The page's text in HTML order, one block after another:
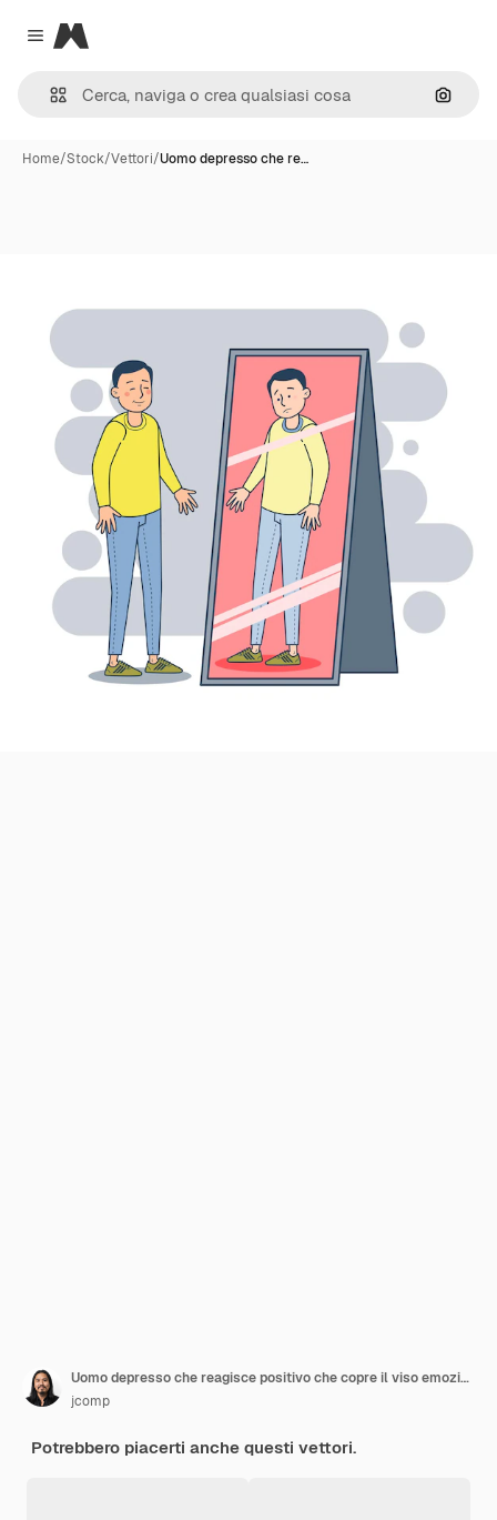
Close menu
Magnific
Cerca
Home/Stock/Vettori/Uomo depresso che re…
Uomo depresso che reagisce positivo che copre il viso emozioni davanti allo specchio sensazione di depressione disturbo mentale concetto ritratto illustrazione vettoriale
jcomp
Potrebbero piacerti anche questi vettori.